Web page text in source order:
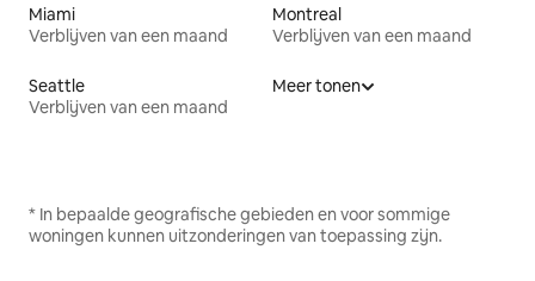
Miami
Verblijven van een maand
Montreal
Verblijven van een maand
Seattle
Verblijven van een maand
Meer tonen
* In bepaalde geografische gebieden en voor sommige
woningen kunnen uitzonderingen van toepassing zijn.